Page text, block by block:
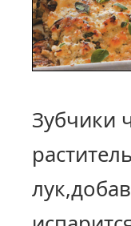
Зубчики